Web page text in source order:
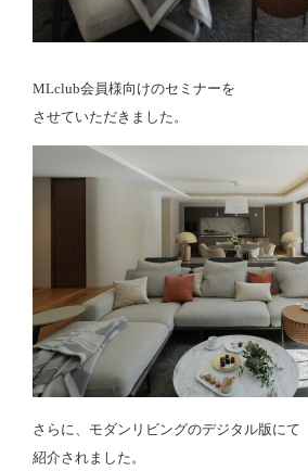
MLclub会員様向けのセミナーを
させていただきました。
さらに、モダンリビングのデジタル版にて
紹介されました。